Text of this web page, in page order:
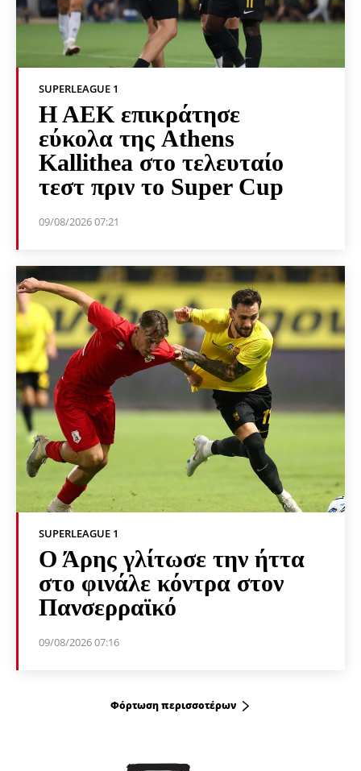
SUPERLEAGUE 1
Η ΑΕΚ επικράτησε
εύκολα της Athens
Kallithea στο τελευταίο
τεστ πριν το Super Cup
09/08/2026 07:21
SUPERLEAGUE 1
Ο Άρης γλίτωσε την ήττα
στο φινάλε κόντρα στον
Πανσερραϊκό
09/08/2026 07:16
Φόρτωση περισσοτέρων